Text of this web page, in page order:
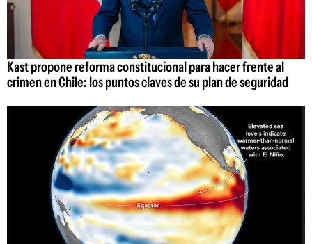
Kast propone reforma constitucional para hacer frente al
crimen en Chile: los puntos claves de su plan de seguridad